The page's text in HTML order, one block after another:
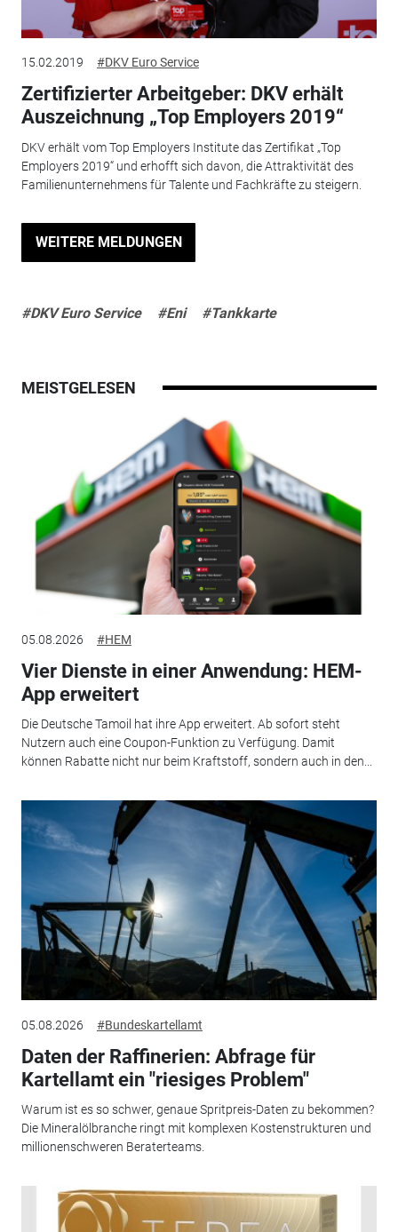
15.02.2019 #DKV Euro Service
Zertifizierter Arbeitgeber: DKV erhält
Auszeichnung „Top Employers 2019“
DKV erhält vom Top Employers Institute das Zertifikat „Top
Employers 2019“ und erhofft sich davon, die Attraktivität des
Familienunternehmens für Talente und Fachkräfte zu steigern.
WEITERE MELDUNGEN
#DKV Euro Service #Eni #Tankkarte
MEISTGELESEN
05.08.2026 #HEM
Vier Dienste in einer Anwendung: HEM-
App erweitert
Die Deutsche Tamoil hat ihre App erweitert. Ab sofort steht
Nutzern auch eine Coupon-Funktion zu Verfügung. Damit
können Rabatte nicht nur beim Kraftstoff, sondern auch in den...
05.08.2026 #Bundeskartellamt
Daten der Raffinerien: Abfrage für
Kartellamt ein "riesiges Problem"
Warum ist es so schwer, genaue Spritpreis-Daten zu bekommen?
Die Mineralölbranche ringt mit komplexen Kostenstrukturen und
millionenschweren Beraterteams.